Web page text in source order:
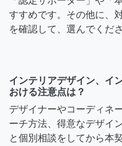
すすめです。その他に、
を確認して、選んでくださ
インテリアデザイン、イ
おける注意点は？
デザイナーやコーディネ
ーチ方法、得意なデザイ
と個別相談をしてから本